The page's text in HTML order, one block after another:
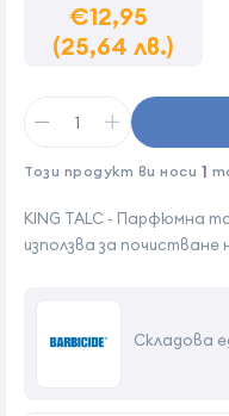
KING TALC - Парфюмна
използва за почистване
Складова
€12,95
(25,64 лв.)
Този продукт ви носи 1